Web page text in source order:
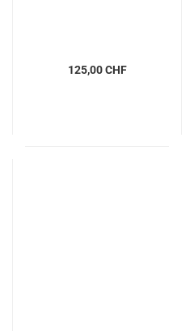
125,00 CHF